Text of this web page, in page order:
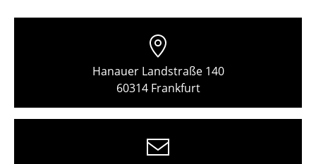
Frankfurt
Hanauer Landstraße 140
60314 Frankfurt